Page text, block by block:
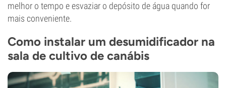
melhor o tempo e esvaziar o depósito de água quando for
mais conveniente.
Como instalar um desumidificador na
sala de cultivo de canábis